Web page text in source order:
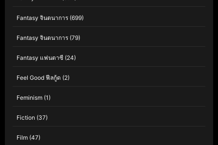
Fantasy จินตนาการ (699)
Fantasy จินตนาการ (79)
Fantasy แฟนตาซี (24)
Feel Good ฟีลกู้ด (2)
Feminism (1)
Fiction (37)
Film (47)